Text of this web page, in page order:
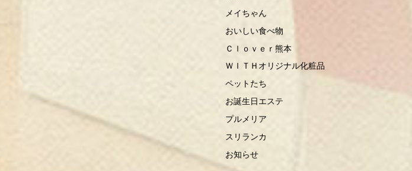
メイちゃん
おいしい食べ物
Ｃｌｏｖｅｒ熊本
ＷＩＴＨオリジナル化粧品
ペットたち
お誕生日エステ
プルメリア
スリランカ
お知らせ